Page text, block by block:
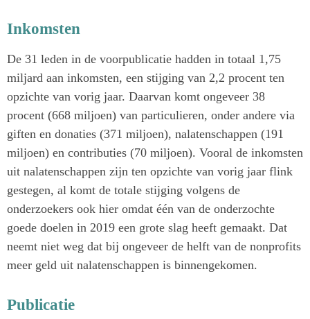
International Nederland, Aidsfonds, Hartstichting, War
Child, Dierenbescherming, Prins Bernhard Cultuurfonds,
Save the Children, Solidaridad, Humanitas, SOS
Kinderdorpen, Kerk in Actie, Terre des Hommes, Woord
en Daad, Oranje Fonds, Simavi, Amref Flying Doctors,
Stichting Vluchteling, Alzheimer Nederland, Greenpeace
Nederland, Liliane Fonds en De Zonnebloem.
Inkomsten
De 31 leden in de voorpublicatie hadden in totaal 1,75
miljard aan inkomsten, een stijging van 2,2 procent ten
opzichte van vorig jaar. Daarvan komt ongeveer 38
procent (668 miljoen) van particulieren, onder andere via
giften en donaties (371 miljoen), nalatenschappen (191
miljoen) en contributies (70 miljoen). Vooral de inkomsten
uit nalatenschappen zijn ten opzichte van vorig jaar flink
gestegen, al komt de totale stijging volgens de
onderzoekers ook hier omdat één van de onderzochte
goede doelen in 2019 een grote slag heeft gemaakt. Dat
neemt niet weg dat bij ongeveer de helft van de nonprofits
meer geld uit nalatenschappen is binnengekomen.
Publicatie